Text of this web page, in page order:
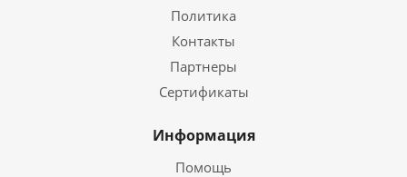
Политика
Контакты
Партнеры
Сертификаты
Информация
Помощь